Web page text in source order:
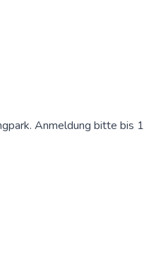
Anmeldung bitte bis 1